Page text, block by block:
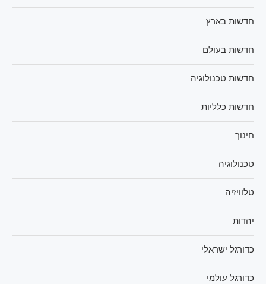
חדשות בארץ
חדשות בעולם
חדשות טכנולוגיה
חדשות כלליות
חינוך
טכנולוגיה
טלוויזיה
יהדות
כדורגל ישראלי
כדורגל עולמי